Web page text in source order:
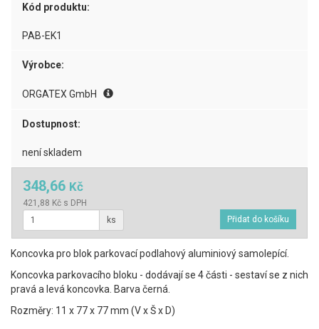
Kód produktu:
PAB-EK1
Výrobce:
ORGATEX GmbH
Dostupnost:
není skladem
348,66 Kč
421,88 Kč s DPH
ks
Koncovka pro blok parkovací podlahový aluminiový samolepící.
Koncovka parkovacího bloku - dodávají se 4 části - sestaví se z nich
pravá a levá koncovka. Barva černá.
Rozměry: 11 x 77 x 77 mm (V x Š x D)